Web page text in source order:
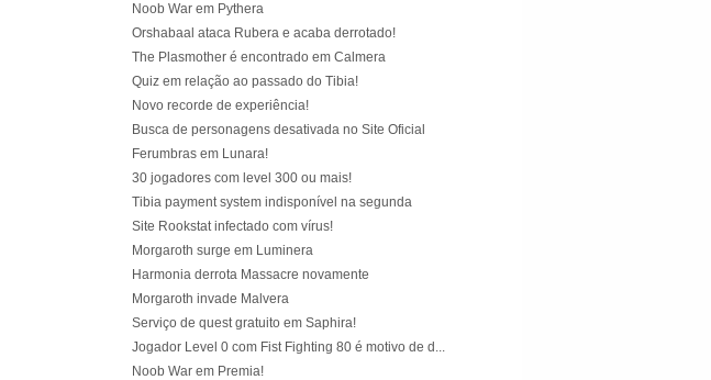
Noob War em Pythera
Orshabaal ataca Rubera e acaba derrotado!
The Plasmother é encontrado em Calmera
Quiz em relação ao passado do Tibia!
Novo recorde de experiência!
Busca de personagens desativada no Site Oficial
Ferumbras em Lunara!
30 jogadores com level 300 ou mais!
Tibia payment system indisponível na segunda
Site Rookstat infectado com vírus!
Morgaroth surge em Luminera
Harmonia derrota Massacre novamente
Morgaroth invade Malvera
Serviço de quest gratuito em Saphira!
Jogador Level 0 com Fist Fighting 80 é motivo de d...
Noob War em Premia!